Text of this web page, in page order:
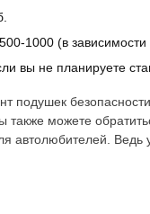
1000 (в зависимости
вы не планируете
подушек
также можете
автолюбителей. Ведь